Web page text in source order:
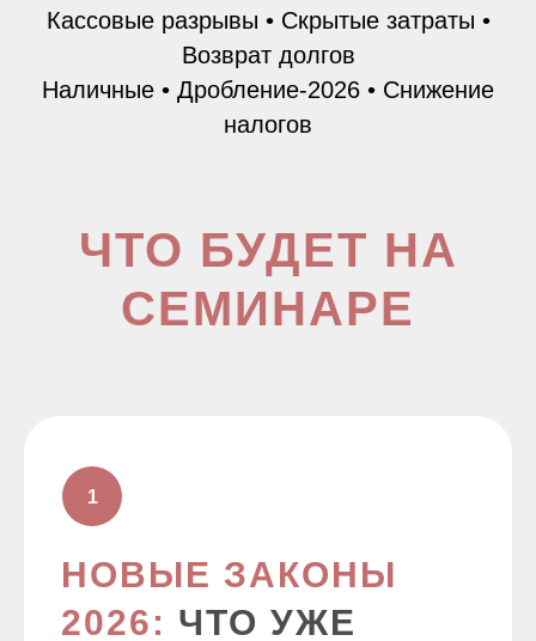
Кассовые разрывы • Скрытые затраты •
Возврат долгов
Наличные • Дробление-2026 • Снижение
налогов
ЧТО БУДЕТ НА
СЕМИНАРЕ
НОВЫЕ ЗАКОНЫ
2026: ЧТО УЖЕ